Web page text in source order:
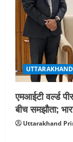
एमआईटी वर्ल्ड
बीच समझौता;
Uttarakhand